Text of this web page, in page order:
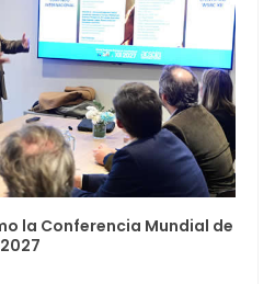
la Conferencia Mundial de